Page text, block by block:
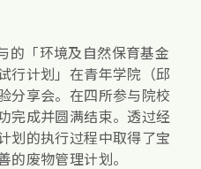
的「环境及自然保育基金
行计划」在青年学院（邱
分享会。在四所参与院校
完成并圆满结束。透过经
划的执行过程中取得了宝
的废物管理计划。